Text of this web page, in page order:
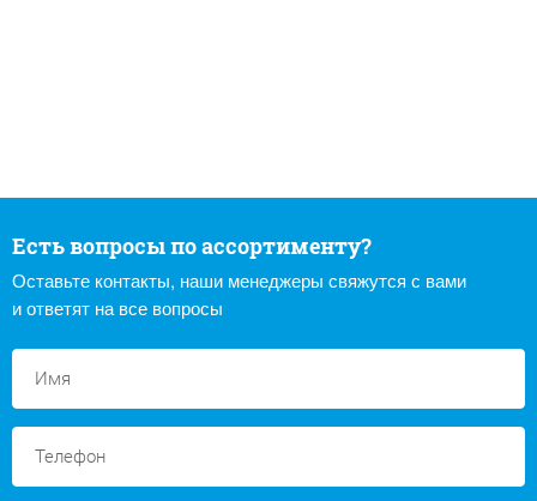
Есть вопросы по ассортименту?
Оставьте контакты, наши менеджеры свяжутся с вами
и ответят на все вопросы